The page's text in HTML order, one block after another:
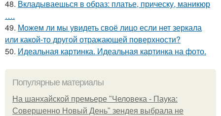
48. Вкладываешься в образ: платье, прическу, маникюр
….
49. Можем ли мы увидеть своё лицо если нет зеркала
или какой-то другой отражающей поверхности?
50. Идеальная картинка. Идеальная картинка на фото.
Популярные материалы
На шанхайской премьере "Человека - Паука:
Совершенно Новый День" зендея выбрала не